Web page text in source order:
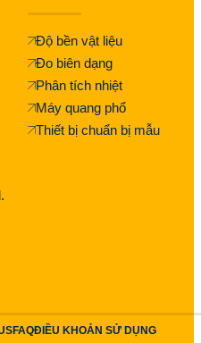
Độ bền vật liệu
Đo biên dạng
Phân tích nhiệt
Máy quang phổ
Thiết bị chuẩn bị mẫu
FAQĐIỀU KHOẢN SỬ DỤNG